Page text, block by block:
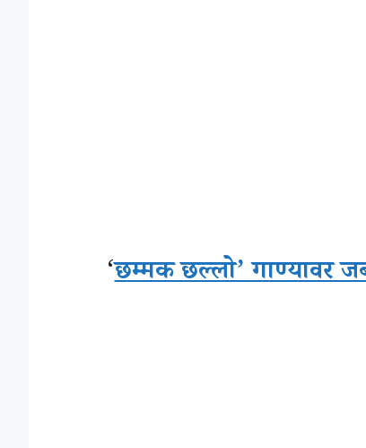
‘छम्मक छल्लो’ गाण्यावर